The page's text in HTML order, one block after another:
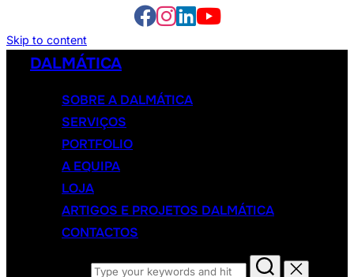
Skip to content
DALMÁTICA
SOBRE A DALMÁTICA
SERVIÇOS
PORTFOLIO
A EQUIPA
LOJA
ARTIGOS E PROJETOS DALMÁTICA
CONTACTOS